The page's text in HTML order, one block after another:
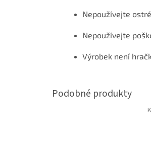
Nepoužívejte
Nepoužívejte
Výrobek není